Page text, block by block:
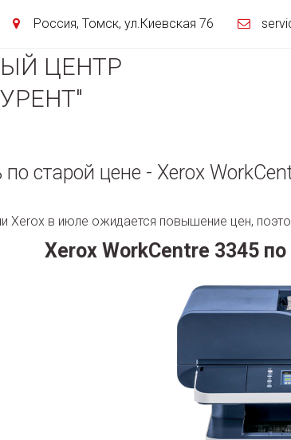
Россия, Томск, ул.Киевская 76
ЦЕНТР
старой цене - Xerox
Xerox в июле ожидается повышение цен,
Xerox WorkCentre 3345